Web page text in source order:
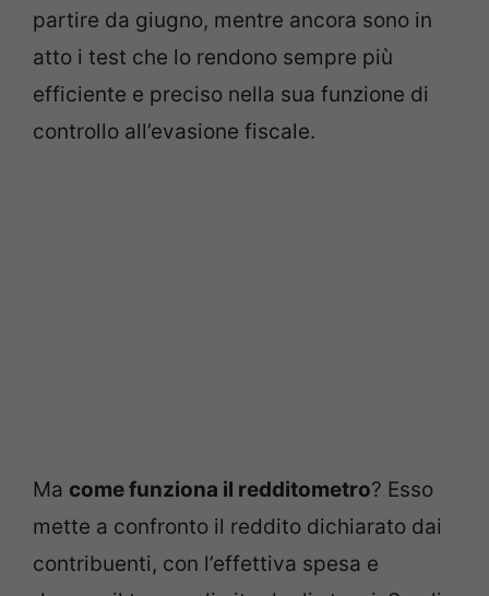
partire da giugno, mentre ancora sono in
atto i test che lo rendono sempre più
efficiente e preciso nella sua funzione di
controllo all’evasione fiscale.
Ma come funziona il redditometro? Esso
mette a confronto il reddito dichiarato dai
contribuenti, con l’effettiva spesa e